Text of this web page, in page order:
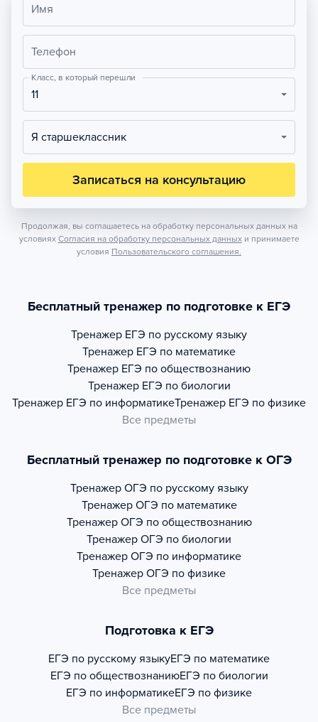
Имя
Телефон
Класс, в который перешли
11
Я старшеклассник
Записаться на консультацию
Продолжая, вы соглашаетесь на обработку персональных данных на
условиях Согласия на обработку персональных данных и принимаете
условия Пользовательского соглашения.
Бесплатный тренажер по подготовке к ЕГЭ
Тренажер ЕГЭ по русскому языку
Тренажер ЕГЭ по математике
Тренажер ЕГЭ по обществознанию
Тренажер ЕГЭ по биологии
Тренажер ЕГЭ по информатикеТренажер ЕГЭ по физике
Все предметы
Бесплатный тренажер по подготовке к ОГЭ
Тренажер ОГЭ по русскому языку
Тренажер ОГЭ по математике
Тренажер ОГЭ по обществознанию
Тренажер ОГЭ по биологии
Тренажер ОГЭ по информатике
Тренажер ОГЭ по физике
Все предметы
Подготовка к ЕГЭ
ЕГЭ по русскому языкуЕГЭ по математике
ЕГЭ по обществознаниюЕГЭ по биологии
ЕГЭ по информатикеЕГЭ по физике
Все предметы